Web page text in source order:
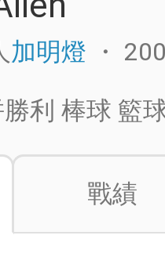
加明燈 ・
利 棒球 籃
戰績